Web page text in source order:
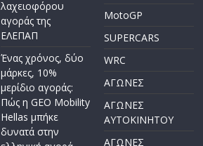
λαχειοφόρου
αγοράς της
ΕΛΕΠΑΠ
Ένας χρόνος, δύο
μάρκες, 10%
μερίδιο αγοράς:
Πώς η GEO Mobility
Hellas μπήκε
δυνατά στην
MotoGP
SUPERCARS
WRC
ΑΓΩΝΕΣ
ΑΓΩΝΕΣ
AYTOKINHTOY
ΑΓΩΝΕΣ